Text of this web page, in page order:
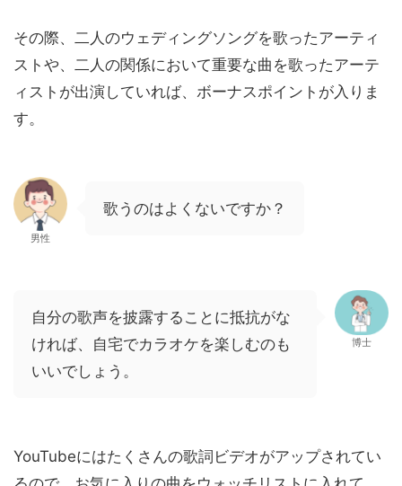
その際、二人のウェディングソングを歌ったアーティ
ストや、二人の関係において重要な曲を歌ったアーテ
ィストが出演していれば、ボーナスポイントが入りま
す。
男性
歌うのはよくないですか？
自分の歌声を披露することに抵抗がな
ければ、自宅でカラオケを楽しむのも
いいでしょう。
博士
YouTubeにはたくさんの歌詞ビデオがアップされてい